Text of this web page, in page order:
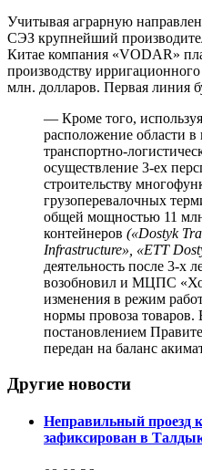
Учитывая аграрную
СЭЗ крупнейший
Китае компания «VODAR»
производству
млн. долларов. Первая линия
— Кроме того,
расположение области
транспортно-
осуществление 3-ех
строительству
грузоперевалочных
общей мощностью 11
контейнеров («Dostyk
Infrastructure», «ETT
деятельность после 3-х
возобновил и МЦПС
изменения в режим
нормы провоза товаров.
постановлением
передан на баланс
Другие новости
Неправильный проезд
зафиксирован в